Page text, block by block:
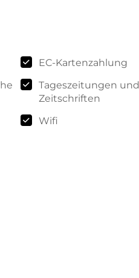
EC-Kartenzahlung
Tageszeitungen und
Zeitschriften
Wifi